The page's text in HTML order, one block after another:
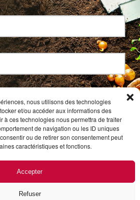
nous utilisons des technologies
et/ou accéder aux informations des
à ces technologies nous permettra de traiter
de navigation ou les ID uniques
ou de retirer son consentement peut
caractéristiques et fonctions.
Accepter
Refuser